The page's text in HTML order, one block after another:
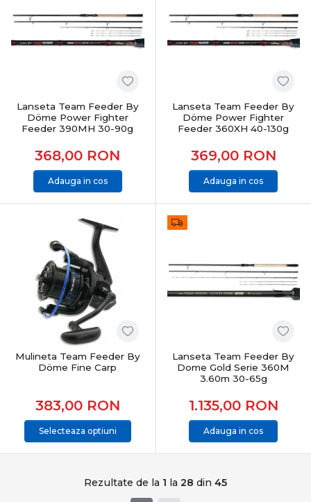
Lanseta Team Feeder By
Döme Power Fighter
Feeder 390MH 30-90g
368,00 RON
Adauga in cos
Lanseta Team Feeder By
Döme Power Fighter
Feeder 360XH 40-130g
369,00 RON
Adauga in cos
Mulineta Team Feeder By
Döme Fine Carp
383,00 RON
Selecteaza optiuni
Lanseta Team Feeder By
Dome Gold Serie 360M
3.60m 30-65g
1.135,00 RON
Adauga in cos
Rezultate de la 1 la 28 din 45